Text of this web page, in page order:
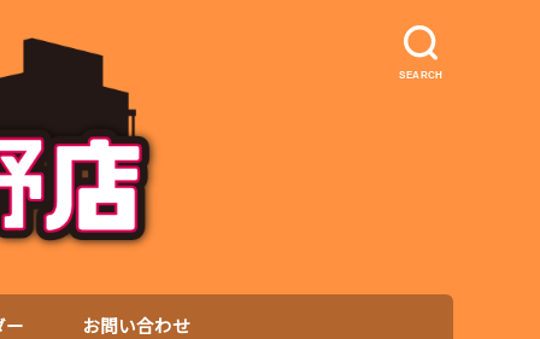
SEARCH
ー お問い合わせ